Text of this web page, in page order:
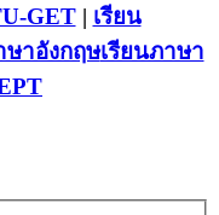
GET| เรียน
ษาอังกฤษเรียนภาษา